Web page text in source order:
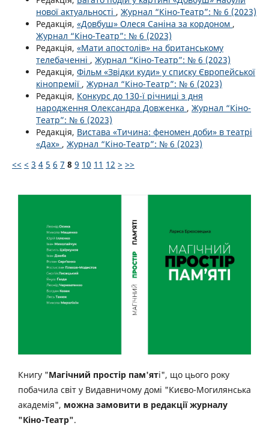
нової актуальності , Журнал “Кіно-Театр”: № 6 (2023)
Редакція, «Довбуш» Олеся Саніна за кордоном ,
Журнал “Кіно-Театр”: № 6 (2023)
Редакція, «Мати апостолів» на британському
телебаченні , Журнал “Кіно-Театр”: № 6 (2023)
Редакція, Фільм «Звідки куди» у списку Європейської
кінопремії , Журнал “Кіно-Театр”: № 6 (2023)
Редакція, Конкурс до 130-ї річниці з дня
народження Олександра Довженка , Журнал “Кіно-
Театр”: № 6 (2023)
Редакція, Вистава «Тичина: феномен доби» в театрі
«Дах» , Журнал “Кіно-Театр”: № 6 (2023)
<< < 3 4 5 6 7 8 9 10 11 12 > >>
Книгу "Магічний простір пам'яті", що цього року
побачила світ у Видавничому домі "Києво-Могилянська
академія", можна замовити в редакції журналу
"Кіно-Театр".